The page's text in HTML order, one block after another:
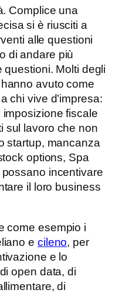
Complice una
si è riusciti a
alle questioni
di andare più
questioni. Molti degli
avuto come
chi vive d’impresa:
fiscale
sul lavoro che non
startup, mancanza
options, Spa
incentivare
il loro business
come esempio i
e cileno, per
e lo
open data, di
di